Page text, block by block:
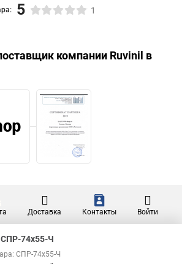
5 1
компании Ruvinil в
Доставка Контакты Войти
74х55-Ч
СПР-74х55-Ч